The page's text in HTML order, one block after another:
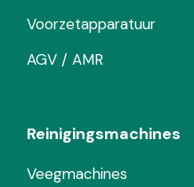
Voorzetapparatuur
AGV / AMR
Reinigingsmachines
Veegmachines